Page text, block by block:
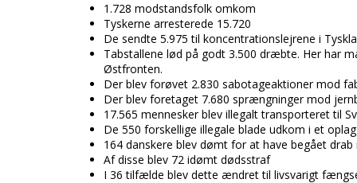
1.728 modstandsfolk omkom
Tyskerne arresterede 15.720
De sendte 5.975 til koncentrationslejrene i
Tabstallene lød på godt 3.500 dræbte. Her har
Østfronten.
Der blev forøvet 2.830 sabotageaktioner mod
Der blev foretaget 7.680 sprængninger mod
17.565 mennesker blev illegalt transporteret til
De 550 forskellige illegale blade udkom i et
164 danskere blev dømt for at have begået drab
Af disse blev 72 idømt dødsstraf
I 36 tilfælde blev dette ændret til livsvarigt